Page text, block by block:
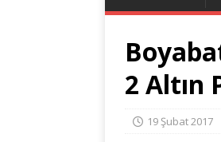
2 Altın
19 Şubat 2017